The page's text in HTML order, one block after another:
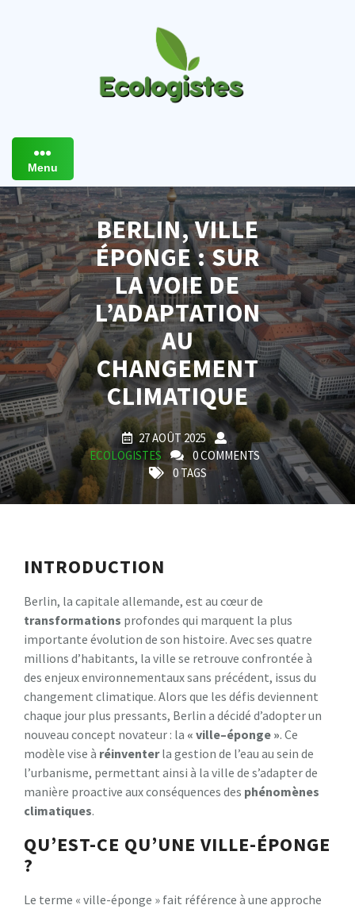
Menu
BERLIN, VILLE
ÉPONGE : SUR
LA VOIE DE
L’ADAPTATION
AU
CHANGEMENT
CLIMATIQUE
27 AOÛT 2025
ECOLOGISTES
0 COMMENTS
0 TAGS
INTRODUCTION
Berlin, la capitale allemande, est au cœur de
transformations profondes qui marquent la plus
importante évolution de son histoire. Avec ses quatre
millions d’habitants, la ville se retrouve confrontée à
des enjeux environnementaux sans précédent, issus du
changement climatique. Alors que les défis deviennent
chaque jour plus pressants, Berlin a décidé d’adopter un
nouveau concept novateur : la « ville–éponge ». Ce
modèle vise à réinventerla gestion de l’eau au sein de
l’urbanisme, permettant ainsi à la ville de s’adapter de
manière proactive aux conséquences des phénomènes
climatiques.
QU’EST-CE QU’UNE VILLE-ÉPONGE
?
Le terme « ville-éponge » fait référence à une approche